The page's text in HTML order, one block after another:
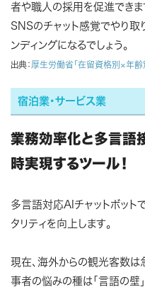
者や職人の採用を促進できま
SNSのチャット感覚でやり取
ンディングになるでしょう。
出典： 厚生労働省「在留資格別×年齢
宿泊業・サービス業
業務効率化と多言語
時実現するツール！
多言語対応AIチャットボット
タリティを向上します。
現在、海外からの観光客数は
事者の悩みの種は「言語の壁